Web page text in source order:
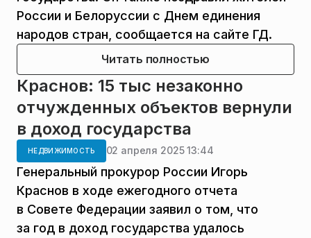
России и Белоруссии с Днем единения
народов стран, сообщается на сайте ГД.
Читать полностью
Краснов: 15 тыс незаконно
отчужденных объектов вернули
в доход государства
НЕДВИЖИМОСТЬ 02 апреля 2025 13:44
Генеральный прокурор России Игорь
Краснов в ходе ежегодного отчета
в Совете Федерации заявил о том, что
за год в доход государства удалось